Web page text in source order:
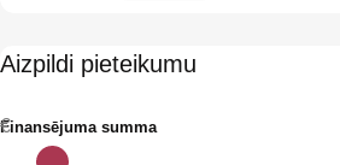
Aizpildi pieteikumu
Finansējuma summa
€